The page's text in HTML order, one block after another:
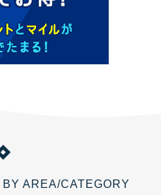
AREA/CATEGORY